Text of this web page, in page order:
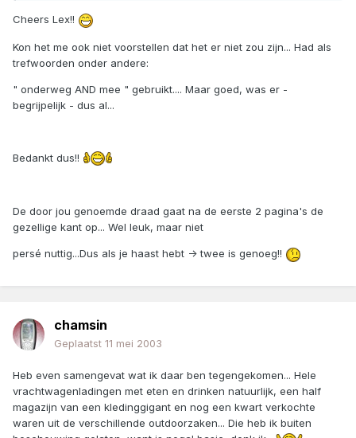
Cheers Lex!!
Kon het me ook niet voorstellen dat het er niet zou zijn... Had als
trefwoorden onder andere:
" onderweg AND mee " gebruikt.... Maar goed, was er -
begrijpelijk - dus al...
Bedankt dus!!
De door jou genoemde draad gaat na de eerste 2 pagina's de
gezellige kant op... Wel leuk, maar niet
persé nuttig...Dus als je haast hebt -> twee is genoeg!!
chamsin
Geplaatst 11 mei 2003
Heb even samengevat wat ik daar ben tegengekomen... Hele
vrachtwagenladingen met eten en drinken natuurlijk, een half
magazijn van een kledinggigant en nog een kwart verkochte
waren uit de verschillende outdoorzaken... Die heb ik buiten